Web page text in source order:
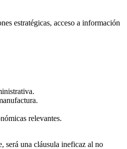
estratégicas, acceso a información
relevantes.
será una cláusula ineficaz al no